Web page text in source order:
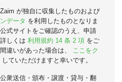
が独自に収集したものおよび
データ を利用したものとなりま
式サイトをご確認のうえ、申請
しくは 利用規約 14 条 2 項 をご
違いがあった場合は、
ここをク
していただけますと幸いです。
衆送信・頒布・譲渡・貸与・翻